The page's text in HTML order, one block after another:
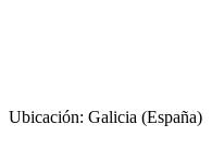
Ubicación: Galicia (España)